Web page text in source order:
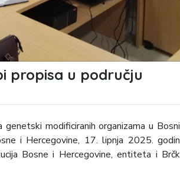
propisa u području
modificiranih organizama u
i Hercegovine, 17. lipnja 2025.
Bosne i Hercegovine, entiteta i